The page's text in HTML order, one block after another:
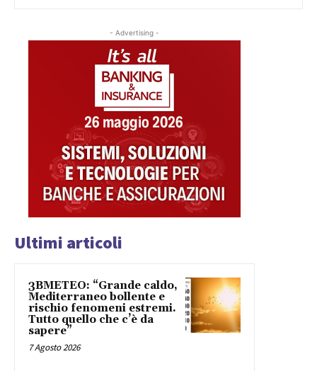
- Advertising -
Ultimi articoli
3BMETEO: “Grande caldo,
Mediterraneo bollente e
rischio fenomeni estremi.
Tutto quello che c’è da
sapere”
7 Agosto 2026